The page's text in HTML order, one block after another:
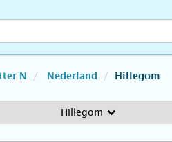
N Nederland Hillegom
Hillegom